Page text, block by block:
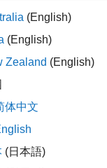
팅을
(English)
(English)
Zealand (English)
体中文
(日本語)